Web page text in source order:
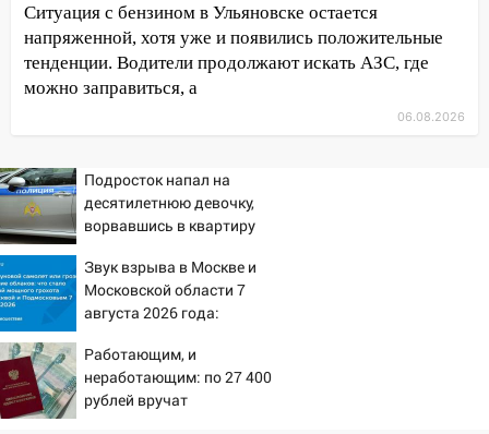
20:04 Ульяновцев приглашают на забег,
посвящённый Дню воздушного флота
России
В Ульяновской области
сотрудник
18:02
В Ульяновск едут звезды
баскетбола!
17:08
Ульяновский областной суд
оставил в силе приговор руководству
«УльяновскФармации» за махинации на
3,2 млн рублей
16:09
Ветераны легкой атлетики из
Ульяновска успешно выступили на
Ситуация с бензином в Ульяновске остается
напряженной, хотя уже и появились положительные
тенденции. Водители продолжают искать АЗС, где
можно заправиться, а
06.08.2026
Подросток напал на
десятилетнюю девочку,
ворвавшись в квартиру
Звук взрыва в Москве и
Московской области 7
августа 2026 года:
откуда был громкий
хлопок
Работающим, и
неработающим: по 27 400
рублей вручат